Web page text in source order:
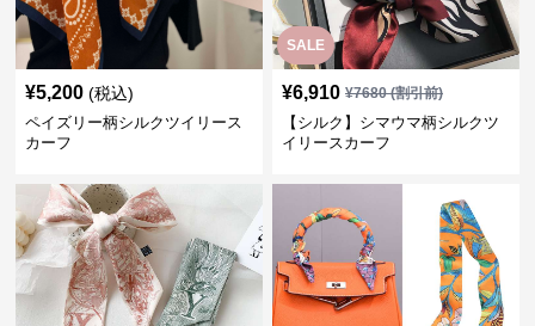
¥5,200 (税込)
ペイズリー柄シルクツイリース
カーフ
SALE
¥6,910 ¥7680(割引前)
【シルク】シマウマ柄シルクツ
イリースカーフ